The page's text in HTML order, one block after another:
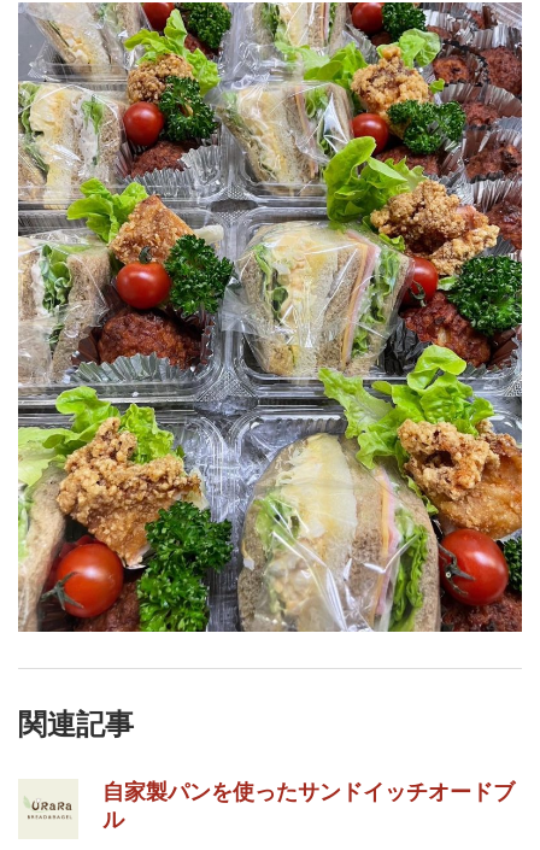
関連記事
自家製パンを使ったサンドイッチオードブ
ル